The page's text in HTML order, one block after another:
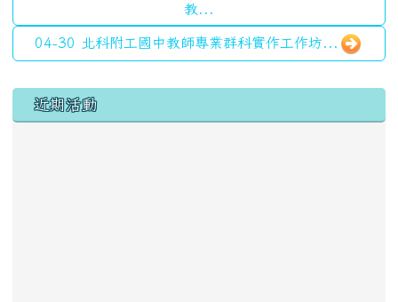
教...
04-30 北科附工國中教師專業群科實作工作坊...
左邊區域內容
近期活動